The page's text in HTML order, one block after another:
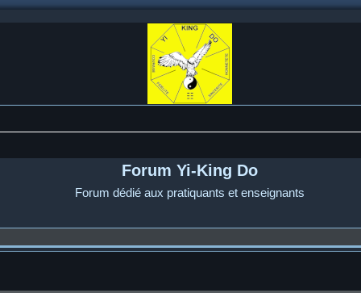
Forum Yi-King Do
Forum dédié aux pratiquants et enseignants